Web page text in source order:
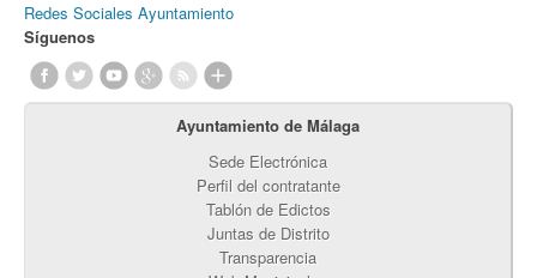
Redes Sociales Ayuntamiento
Síguenos
Ayuntamiento de Málaga
Sede Electrónica
Perfil del contratante
Tablón de Edictos
Juntas de Distrito
Transparencia